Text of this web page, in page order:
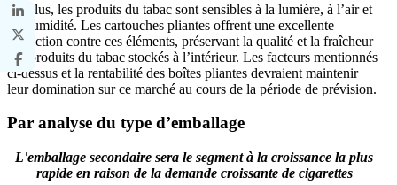
De plus, les produits du tabac sont sensibles à la lumière, à l’air et
à l’humidité. Les cartouches pliantes offrent une excellente
protection contre ces éléments, préservant la qualité et la fraîcheur
des produits du tabac stockés à l’intérieur. Les facteurs mentionnés
ci-dessus et la rentabilité des boîtes pliantes devraient maintenir
leur domination sur ce marché au cours de la période de prévision.
Par analyse du type d’emballage
L'emballage secondaire sera le segment à la croissance la plus
rapide en raison de la demande croissante de cigarettes